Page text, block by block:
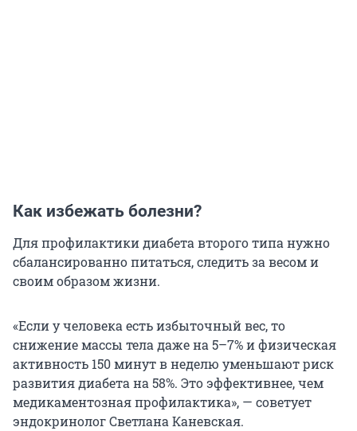
Как избежать болезни?
Для профилактики диабета второго типа нужно
сбалансированно питаться, следить за весом и
своим образом жизни.
«Если у человека есть избыточный вес, то
снижение массы тела даже на 5–7% и физическая
активность 150 минут в неделю уменьшают риск
развития диабета на 58%. Это эффективнее, чем
медикаментозная профилактика», — советует
эндокринолог Светлана Каневская.